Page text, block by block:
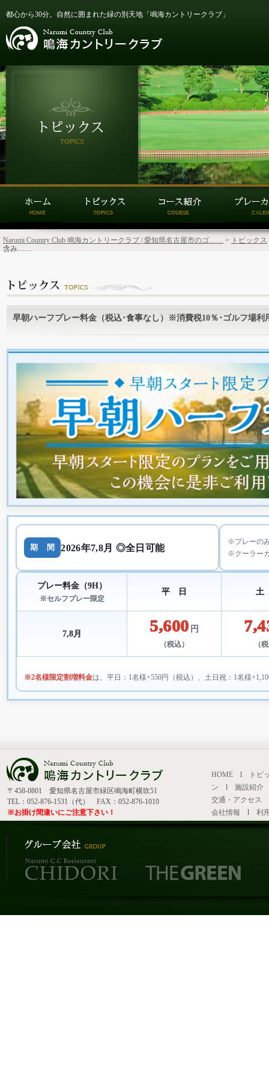
都心から30分。自然に囲まれた緑の別天地「鳴海カントリークラブ」
Narumi Country Club 鳴海カントリークラブ | 愛知県名古屋市のゴ…… > トピックス
含み……
早朝ハーフプレー料金（税込･食事なし）※消費税10％･ゴルフ場利
期 間 2026年7,8月 ◎全日可能
※プレーの
※クーラー
プレー料金（9H）
※セルフプレー限定
平 日 土
7,8月 5,600 円
（税込） （
※2名様限定割増料金は、平日：1名様+550円（税込）、土日祝：1名様
〒458-0801 愛知県名古屋市緑区鳴海町横吹51
TEL：052-876-1531（代） FAX：052-876-1010
※お掛け間違いにご注意下さい！
HOME l
トピ
ン l 施設紹介
交通・アクセス
会社情報 l 利